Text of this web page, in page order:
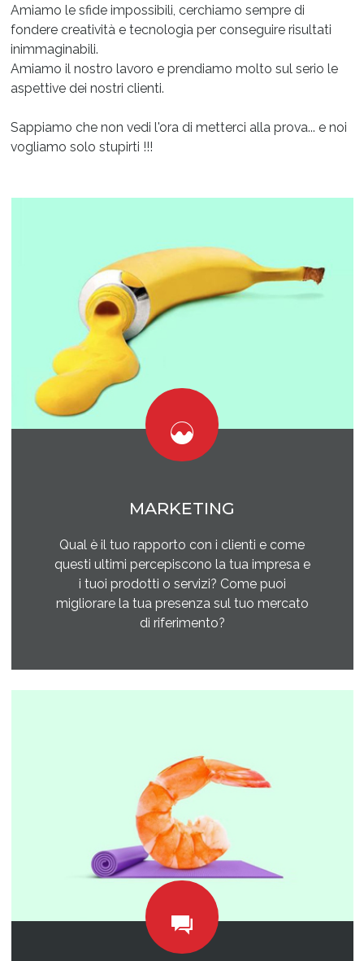
Amiamo le sfide impossibili, cerchiamo sempre di
fondere creatività e tecnologia per conseguire risultati
inimmaginabili.
Amiamo il nostro lavoro e prendiamo molto sul serio le
aspettive dei nostri clienti.
Sappiamo che non vedi l'ora di metterci alla prova... e noi
vogliamo solo stupirti !!!
MARKETING
Qual è il tuo rapporto con i clienti e come
questi ultimi percepiscono la tua impresa e
i tuoi prodotti o servizi? Come puoi
migliorare la tua presenza sul tuo mercato
di riferimento?